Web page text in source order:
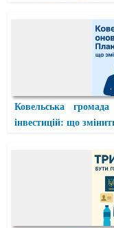
Ковельська
інвестицій: що